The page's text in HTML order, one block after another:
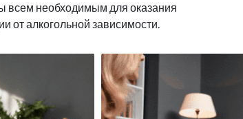
всем необходимым для оказания
от алкогольной зависимости.